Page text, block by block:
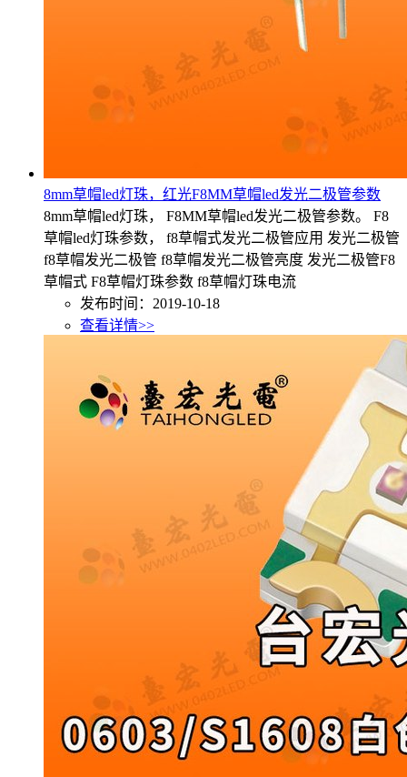
8mm草帽led灯珠，红光F8MM草帽led发光二极管参数
8mm草帽led灯珠， F8MM草帽led发光二极管参数。 F8
草帽led灯珠参数， f8草帽式发光二极管应用 发光二极管
f8草帽发光二极管 f8草帽发光二极管亮度 发光二极管F8
草帽式 F8草帽灯珠参数 f8草帽灯珠电流
发布时间：2019-10-18
查看详情>>